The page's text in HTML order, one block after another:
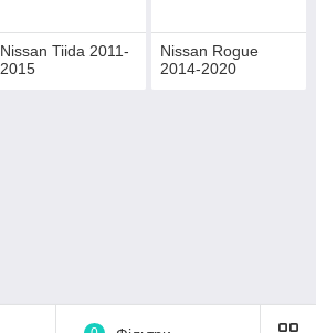
Nissan Tiida 2011-
2015
Nissan Rogue
2014-2020